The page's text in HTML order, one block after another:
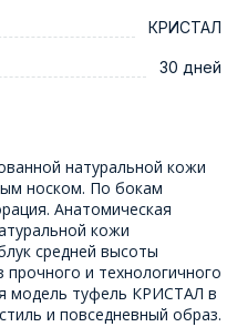
КРИСТАЛ
30 дней
натуральной кожи
носком. По бокам
Анатомическая
кожи
средней высоты
и технологичного
модель туфель КРИСТАЛ в
и повседневный образ.